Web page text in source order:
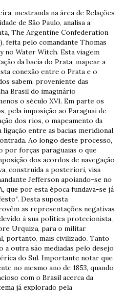
mestranda na área de Relações
de São Paulo, analisa a
The Argentine Confederation
feita pelo comandante Thomas
no Water Witch. Esta viagem
da bacia do Prata, mapear a
conexão entre o Prata e o
sabem, proveniente das
Brasil do imaginário
o século XVI. Em parte os
pela imposição ao Paraguai de
dos rios, o mapeamento da
ligação entre as bacias meridional
Ao longo deste processo,
por forças paraguaias o que
dos acordos de navegação
construída a posteriori, visa
Jefferson apoiando-se no
que por esta época fundava-se já
Desta suposta
as representações negativas
à sua política protecionista,
Urquiza, para o militar
portanto, mais civilizado. Tanto
a outra são mediadas pelo desejo
do Sul. Importante notar que
no mesmo ano de 1853, quando
com o Brasil acerca da
já explorado pela